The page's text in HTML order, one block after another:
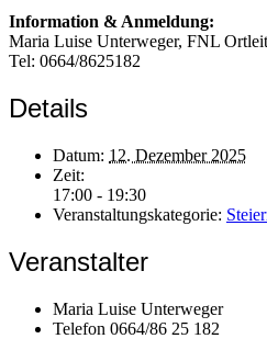
Information & Anmeldung:
Maria Luise Unterweger, FNL
Tel: 0664/8625182
Details
Datum: 12. Dezember 2025
Zeit:
17:00 - 19:30
Veranstaltungskategorie:
Veranstalter
Maria Luise Unterweger
Telefon 0664/86 25 182